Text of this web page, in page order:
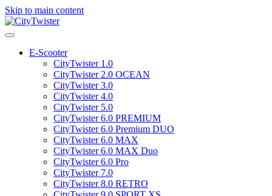
Skip to main content
E-Scooter
CityTwister 1.0
CityTwister 2.0 OCEAN
CityTwister 3.0
CityTwister 4.0
CityTwister 5.0
CityTwister 6.0 PREMIUM
CityTwister 6.0 Premium DUO
CityTwister 6.0 MAX
CityTwister 6.0 MAX Duo
CityTwister 6.0 Pro
CityTwister 7.0
CityTwister 8.0 RETRO